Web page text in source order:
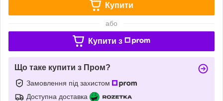
Купити
або
Купити з
Що таке купити з Пром?
Замовлення під захистом
Доступна доставка